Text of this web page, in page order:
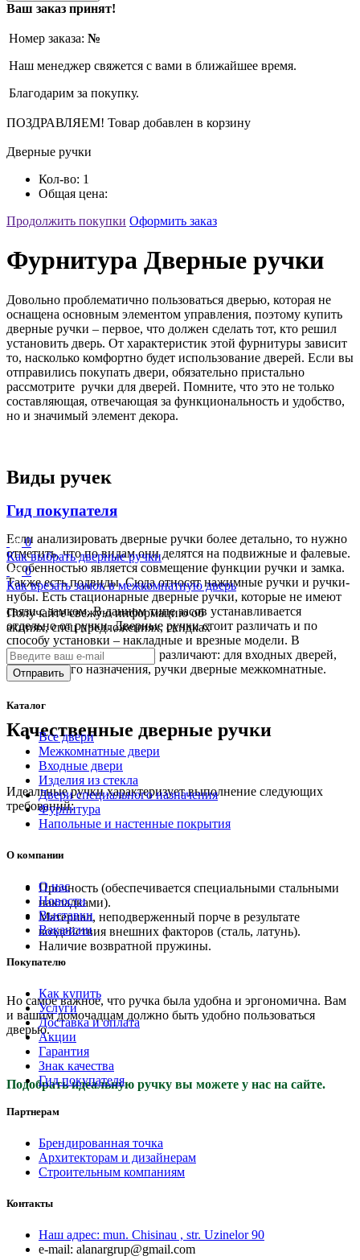
Ваш заказ принят!
Номер заказа: №
Наш менеджер свяжется с вами в ближайшее время.
Благодарим за покупку.
ПОЗДРАВЛЯЕМ! Товар добавлен в корзину
Дверные ручки
Кол-во: 1
Общая цена:
Продолжить покупки Оформить заказ
Фурнитура Дверные ручки
Довольно проблематично пользоваться дверью, которая не
оснащена основным элементом управления, поэтому купить
дверные ручки – первое, что должен сделать тот, кто решил
установить дверь. От характеристик этой фурнитуры зависит
то, насколько комфортно будет использование дверей. Если вы
отправились покупать двери, обязательно пристально
рассмотрите ручки для дверей. Помните, что это не только
составляющая, отвечающая за функциональность и удобство,
но и значимый элемент декора.
Виды ручек
Если анализировать дверные ручки более детально, то нужно
отметить, что по видам они делятся на подвижные и фалевые.
Особенностью является совмещение функции ручки и замка.
Также есть подвиды. Сюда относят нажимные ручки и ручки-
нубы. Есть стационарные дверные ручки, которые не имеют
связи с замком. В данном типе засов устанавливается
отдельно от ручки. Дверные ручки стоит различать и по
способу установки – накладные и врезные модели. В
зависимости от типа двери различают: для входных дверей,
специального назначения, ручки дверные межкомнатные.
Качественные дверные ручки
Идеальные ручки характеризует выполнение следующих
требований:
Прочность (обеспечивается специальными стальными
накладками).
Материал, неподверженный порче в результате
воздействия внешних факторов (сталь, латунь).
Наличие возвратной пружины.
Но самое важное, что ручка была удобна и эргономична. Вам
и вашим домочадцам должно быть удобно пользоваться
дверью.
Подобрать идеальную ручку вы можете у нас на сайте.
Гид покупателя
0
Как выбрать дверные ручки
0
Как врезать замок в межкомнатную дверь
Получайте свежую информацию об
акциях, спец предложениях, скидках
Каталог
Все двери
Межкомнатные двери
Входные двери
Изделия из стекла
Двери специального назначения
Фурнитура
Напольные и настенные покрытия
О компании
О нас
Новости
Выставки
Вакансии
Покупателю
Как купить
Услуги
Доставка и оплата
Акции
Гарантия
Знак качества
Гид покупателя
Партнерам
Брендированная точка
Архитекторам и дизайнерам
Строительным компаниям
Контакты
Наш адрес: mun. Chisinau , str. Uzinelor 90
e-mail: alanargrup@gmail.com